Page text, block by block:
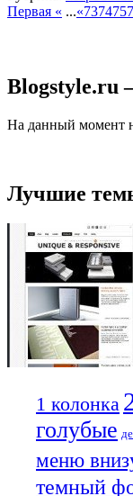
Первая « ...«737475
Blogstyle.ru
На данный момент
Лучшие
1 колонка
голубые
меню
темный